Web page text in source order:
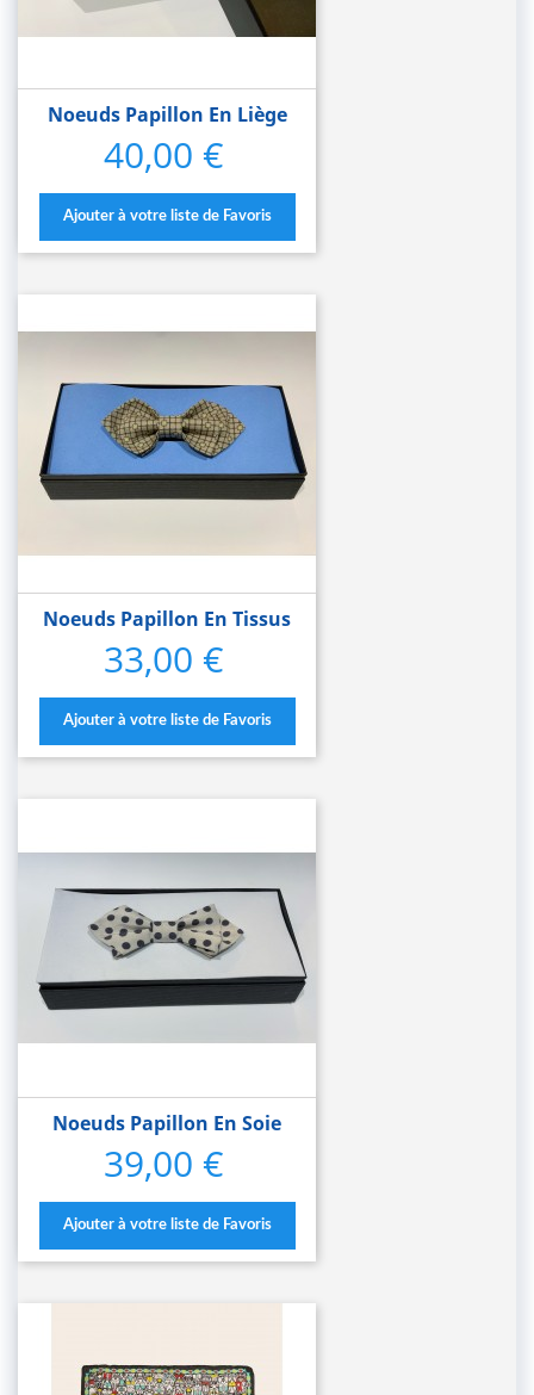
Noeuds Papillon En Liège
Prix
40,00 €
Ajouter à votre liste de Favoris
Noeuds Papillon En Tissus
Prix
33,00 €
Ajouter à votre liste de Favoris
Noeuds Papillon En Soie
Prix
39,00 €
Ajouter à votre liste de Favoris